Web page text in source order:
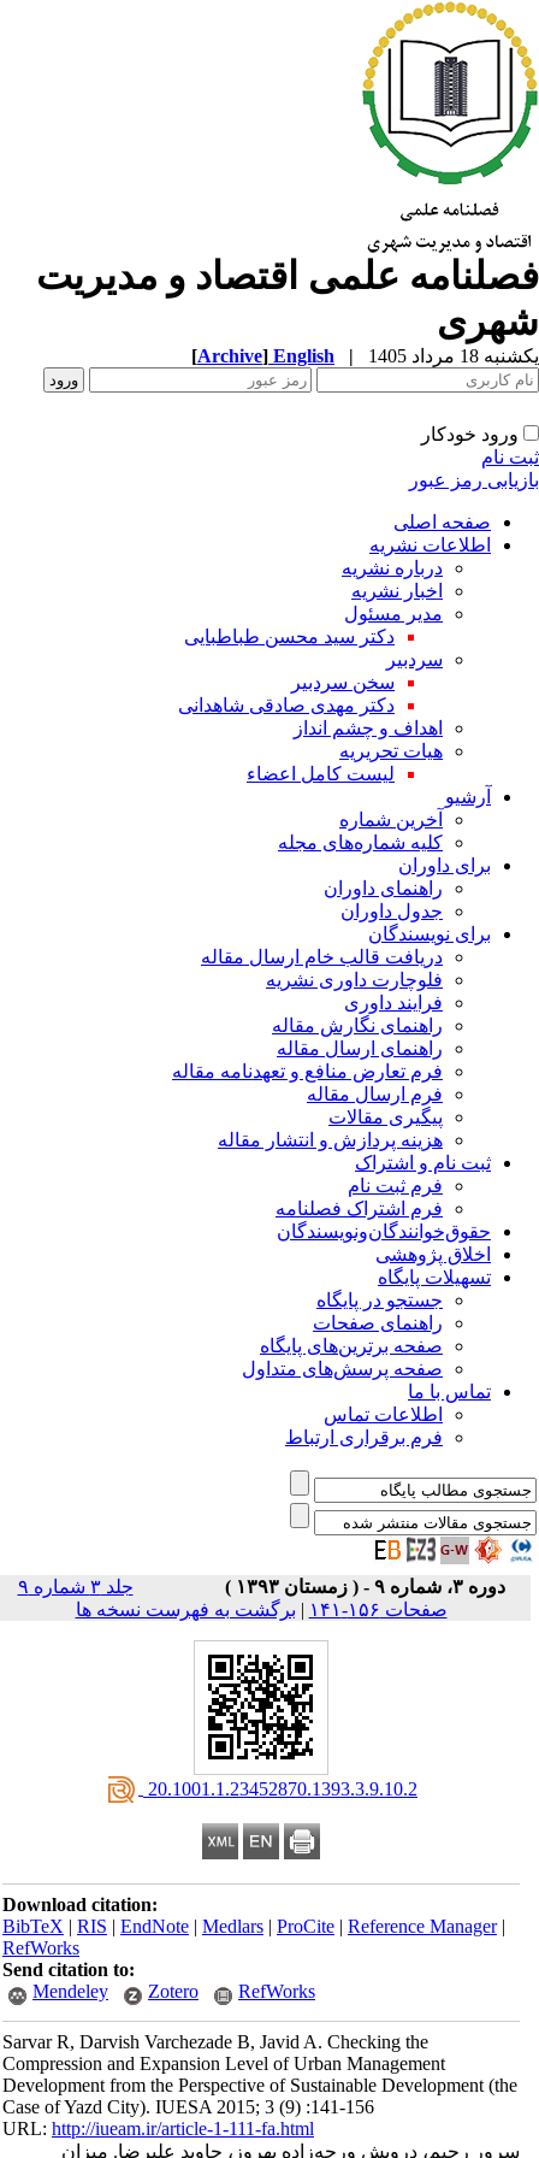
علمی اقتصاد و مدیریت
18 مرداد 1405 |
English
[Archive]
ورود خودکار
نام
رمز عبور
صفحه اصلی
اطلاعات نشریه
درباره نشریه
اخبار نشریه
مدیر مسئول
دکتر سید محسن طباطبایی
سردبیر
سخن سردبیر
دکتر مهدی صادقی شاهدانی
اهداف و چشم انداز
هیات تحریریه
لیست کامل اعضاء
آرشیو
آخرین شماره
کلیه شماره‌های مجله
برای داوران
راهنمای داوران
جدول داوران
برای نویسندگان
دریافت قالب خام ارسال مقاله
فلوچارت داوری نشریه
فرایند داوری
راهنمای نگارش مقاله
راهنمای ارسال مقاله
فرم تعارض منافع و تعهدنامه مقاله
فرم ارسال مقاله
پیگیری مقالات
هزینه پردازش و انتشار مقاله
ثبت نام و اشتراک
فرم ثبت نام
فرم اشتراک فصلنامه
حقوق‌خوانندگان‌و‌نویسندگان
اخلاق پژوهشی
تسهیلات پایگاه
جستجو در پایگاه
راهنمای صفحات
صفحه برترین‌های پایگاه
صفحه پرسش‌های متداول
تماس با ما
اطلاعات تماس
فرم برقراری ارتباط
دوره ۳، شماره ۹ - ( زمستان ۱۳۹۳ )
جلد ۳ شماره ۹
صفحات ۱۵۶-۱۴۱
| برگشت به فهرست نسخه ها
‎ 20.1001.1.23452870.1393.3.9.10.2
Download citation:
BibTeX|RIS|EndNote|Medlars|ProCite|Reference Manager
RefWorks
Send citation to:
Mendeley
Zotero RefWorks
Sarvar R, Darvish Varchezade B, Javid A. Checking the
Compression and Expansion Level of Urban Management
Development from the Perspective of Sustainable Development (the
Case of Yazd City). IUESA 2015; 3 (9) :141-156
URL:http://iueam.ir/article-1-111-fa.html
سرور رحیم، درویش ورچه‌زاده بهروز، جاوید علیرضا. میزان